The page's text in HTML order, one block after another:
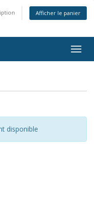
Afficher le panier
disponible